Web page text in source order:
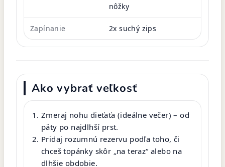
nôžky
Zapínanie 2x suchý zips
Ako vybrať veľkosť
Zmeraj nohu dieťaťa (ideálne večer) – od
päty po najdlhší prst.
Pridaj rozumnú rezervu podľa toho, či
chceš topánky skôr „na teraz“ alebo na
dlhšie obdobie.